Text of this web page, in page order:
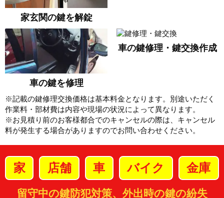
家玄関の鍵を解錠
車の鍵を修理
車の鍵修理・鍵交換作成
※記載の鍵修理交換価格は基本料金となります。別途いただく
作業料・部材費は内容や現場の状況によって異なります。
※お見積り前のお客様都合でのキャンセルの際は、キャンセル
料が発生する場合がありますのでお問い合わせください。
家 店舗 車 バイク 金庫
留守中の鍵防犯対策、外出時の鍵の紛失